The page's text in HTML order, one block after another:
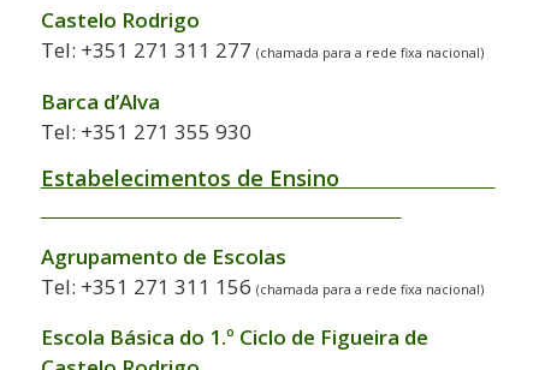
Castelo Rodrigo
Tel: +351 271 311 277 (chamada para a rede fixa nacional)
Barca d’Alva
Tel: +351 271 355 930
Estabelecimentos de Ensino
Agrupamento de Escolas
Tel: +351 271 311 156 (chamada para a rede fixa nacional)
Escola Básica do 1.º Ciclo de Figueira de